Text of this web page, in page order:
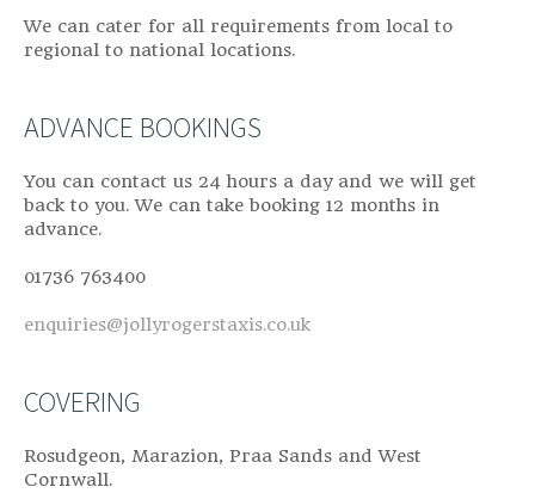
We can cater for all requirements from local to
regional to national locations.
ADVANCE BOOKINGS
You can contact us 24 hours a day and we will get
back to you. We can take booking 12 months in
advance.
01736 763400
enquiries@jollyrogerstaxis.co.uk
COVERING
Rosudgeon, Marazion, Praa Sands and West
Cornwall.